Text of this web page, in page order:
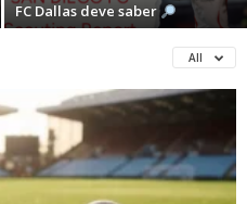
FC Dallas deve saber
All